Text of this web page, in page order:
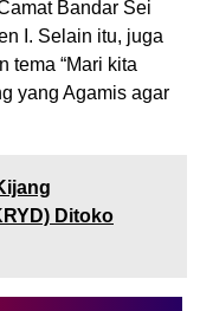
Bandar Sei
I. Selain itu, juga
tema “Mari kita
yang Agamis agar
Ditoko